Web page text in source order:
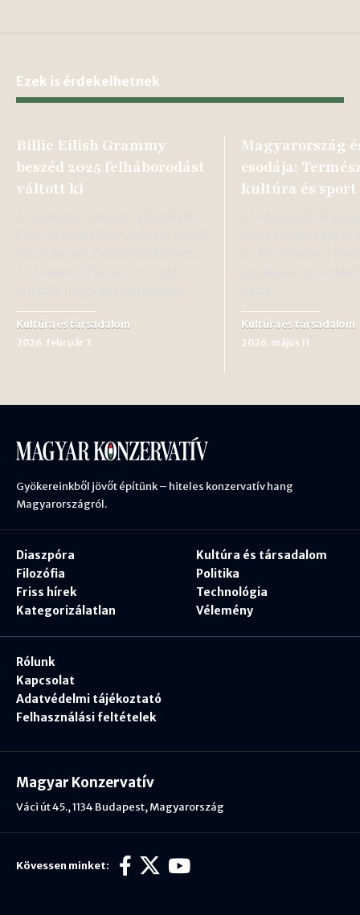
Ezek is érdekelhetnek
Billie Eilish Grammy
beszéd 2025 felháborodást
váltott ki
Kultúra és társadalom
2026. február 3
Magyarország
csodája:
kultúra és sport
Kultúra és társadalom
2026. május 11
Gyökereinkből jövőt építünk – hiteles konzervatív hang
Magyarországról.
Diaszpóra
Filozófia
Friss hírek
Kategorizálatlan
Kultúra és társadalom
Politika
Technológia
Vélemény
Rólunk
Kapcsolat
Adatvédelmi tájékoztató
Felhasználási feltételek
Kövessen minket:
Magyar Konzervatív
Váci út 45., 1134 Budapest, Magyarország